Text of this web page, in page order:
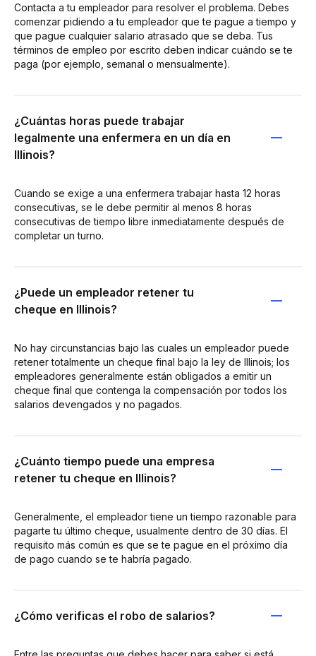
Contacta a tu empleador para resolver el problema. Debes
comenzar pidiendo a tu empleador que te pague a tiempo y
que pague cualquier salario atrasado que se deba. Tus
términos de empleo por escrito deben indicar cuándo se te
paga (por ejemplo, semanal o mensualmente).
¿Cuántas horas puede trabajar
legalmente una enfermera en un día en
Illinois?
Cuando se exige a una enfermera trabajar hasta 12 horas
consecutivas, se le debe permitir al menos 8 horas
consecutivas de tiempo libre inmediatamente después de
completar un turno.
¿Puede un empleador retener tu
cheque en Illinois?
No hay circunstancias bajo las cuales un empleador puede
retener totalmente un cheque final bajo la ley de Illinois; los
empleadores generalmente están obligados a emitir un
cheque final que contenga la compensación por todos los
salarios devengados y no pagados.
¿Cuánto tiempo puede una empresa
retener tu cheque en Illinois?
Generalmente, el empleador tiene un tiempo razonable para
pagarte tu último cheque, usualmente dentro de 30 días. El
requisito más común es que se te pague en el próximo día
de pago cuando se te habría pagado.
¿Cómo verificas el robo de salarios?